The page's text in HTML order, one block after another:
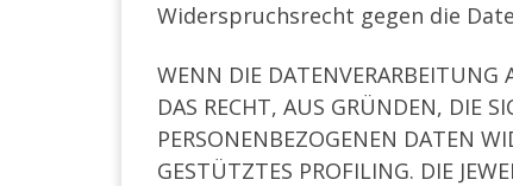
Widerspruchsrecht gegen die
WENN DIE DATENVERARBEITUNG
DAS RECHT, AUS GRÜNDEN, DIE
PERSONENBEZOGENEN DATEN
GESTÜTZTES PROFILING. DIE